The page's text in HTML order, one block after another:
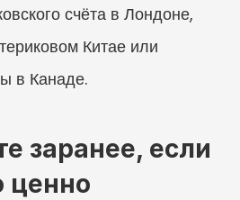
счёта в Лондоне,
Китае или
в Канаде.
заранее, если
ценно